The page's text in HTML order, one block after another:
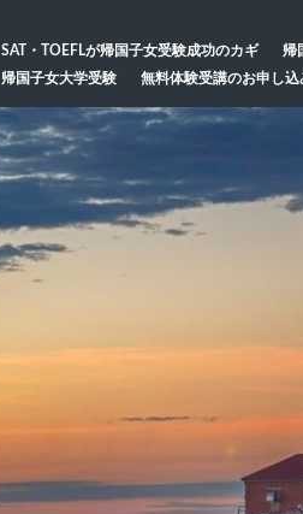
SAT・TOEFLが帰国子女受験成功のカギ 帰
帰国子女大学受験
無料体験受講のお申し込